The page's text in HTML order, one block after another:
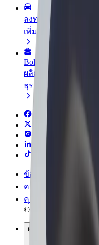
ลงทะเบียนเป็นเจ้าขอ
เพิ่มรายได้ด้วยการเ
Bolt for Business
ผลิตภัณฑ์และบริการ
ธุรกิจของคุณ
ข้อกำหนด และเงื่อนไข
ความเป็นส่วนตัว
คุกกี้
© 2026 Bolt
ผลิตภัณฑ์